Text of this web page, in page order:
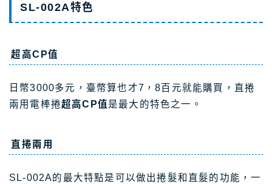
SL-002A特色
超高CP值
日幣3000多元，臺幣算也才7，8百元就能購買，直捲
兩用電棒捲超高CP值是最大的特色之一。
直捲兩用
SL-002A的最大特點是可以做出捲髮和直髮的功能，一